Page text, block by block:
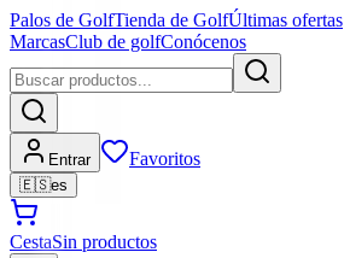
Palos de GolfTienda de GolfÚltimas ofertas
MarcasClub de golfConócenos
Entrar Favoritos
🇪🇸es
CestaSin productos